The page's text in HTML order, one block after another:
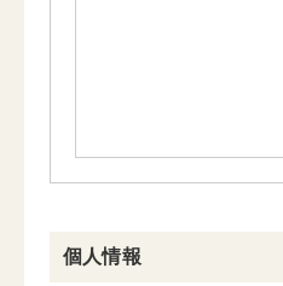
個人情報